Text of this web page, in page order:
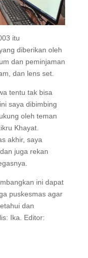
itu
diberikan oleh
dan peminjaman
dan lens set.
tentu tak bisa
saya dibimbing
oleh teman
Khayat.
akhir, saya
juga rekan
ini dapat
puskesmas agar
dan
Ika. Editor: